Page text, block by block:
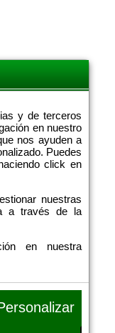
y de terceros
en nuestro
nos ayuden a
Puedes
click en
nuestras
a través de la
en nuestra